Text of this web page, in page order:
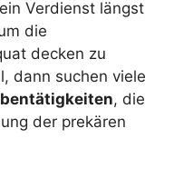
Verdienst längst
die
decken zu
dann suchen viele
, die
der prekären